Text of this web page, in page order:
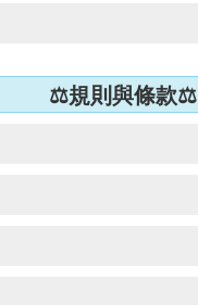
⚖️規則與條款⚖️